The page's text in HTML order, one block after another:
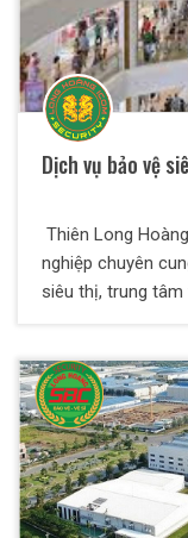
Dịch vụ bảo vệ
Thiên Long
nghiệp chuyên
siêu thị, trung